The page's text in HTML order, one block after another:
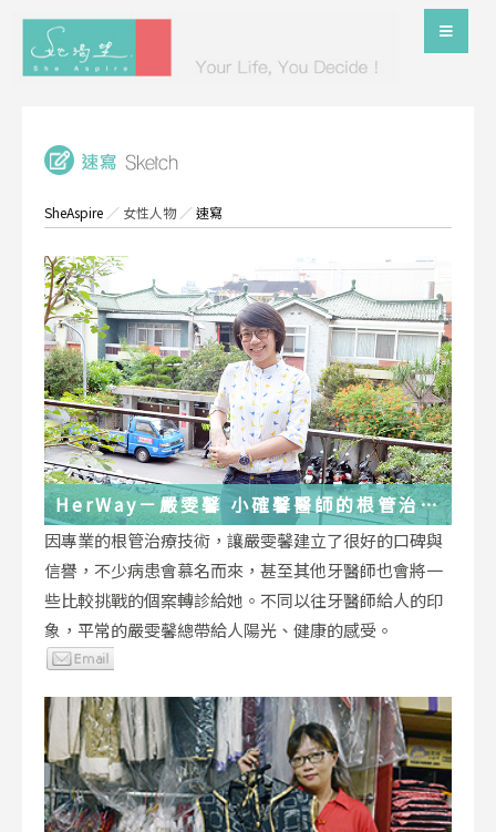
SheAspire ／ 女性人物／速寫
HerWay－嚴雯馨 小確馨醫師的根管治療
小確幸
因專業的根管治療技術，讓嚴雯馨建立了很好的口碑與
信譽，不少病患會慕名而來，甚至其他牙醫師也會將一
些比較挑戰的個案轉診給她。不同以往牙醫師給人的印
象，平常的嚴雯馨總帶給人陽光、健康的感受。